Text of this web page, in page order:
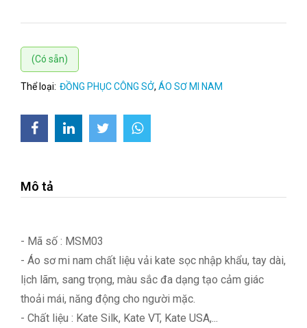
(Có sẵn)
Thể loại: ĐỒNG PHỤC CÔNG SỞ, ÁO SƠ MI NAM
Mô tả
- Mã số : MSM03
- Áo sơ mi nam chất liệu vải kate sọc nhập khẩu, tay dài,
lịch lãm, sang trọng, màu sắc đa dạng tạo cảm giác
thoải mái, năng động cho người mặc.
- Chất liệu : Kate Silk, Kate VT, Kate USA,...